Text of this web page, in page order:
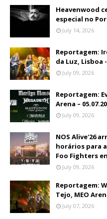
Heavenwood
especial no
July 14, 2026
Reportagem:
da Luz, Lisboa -
July 09, 2026
Reportagem:
Arena –
July 09, 2026
NOS Alive'26
horários para
Foo Fighters
July 09, 2026
Reportagem:
Tejo, MEO
July 07, 2026